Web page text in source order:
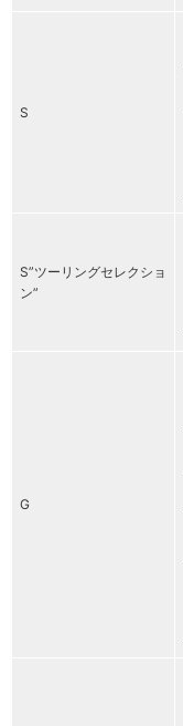
S
S”ツーリングセレクショ
ン”
G